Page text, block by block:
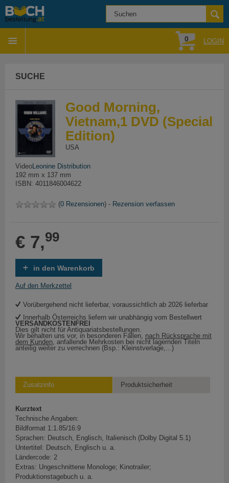
0 LOGIN
SUCHE
Good Morning,
Vietnam,1 DVD (Special
Edition)
USA
VideoLeonine Distribution
192 mm x 137 mm
ISBN: 4011846004622
(0 Rezensionen) - Rezension verfassen
€ 7,99
in den Warenkorb
Auf den Merkzettel
Vorübergehend nicht lieferbar, voraussichtlich ab 2026 lieferbar
Innerhalb Österreichs liefern wir unabhängig vom Bestellwert
VERSANDKOSTENFREI
Dies gilt nicht für Antiquariatsbestellungen.
Wir behalten uns vor, in besonderen Fällen, nach Rücksprache mit
dem Kunden, anfallende Mehrkosten bei nicht lagernden Titeln
anteilig weiter zu verrechnen (Bsp.: Kleinstverlage,...)
Zusatzinfo Produktsicherheit
Kurztext
Technische Angaben:
Bildformat 1:1.85/16:9
Sprachen: Deutsch, Englisch, Italienisch (Dolby Digital 5.1)
Untertitel: Deutsch, Englisch u. a.
Ländercode: 2
Extras: Ungeschnittene Monologe; Kinotrailer;
Produktionstagebuch u. a.